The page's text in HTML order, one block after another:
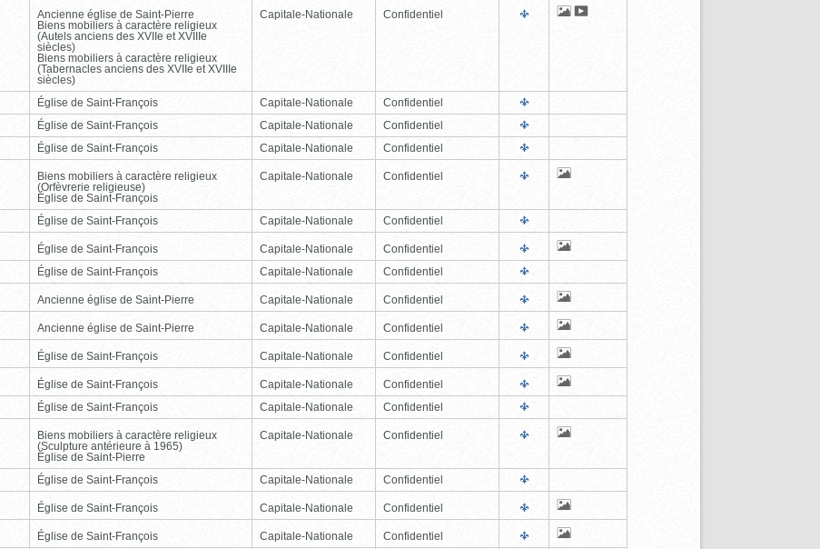
Ancienne église de Saint-Pierre
Biens mobiliers à caractère religieux
(Autels anciens des XVIIe et XVIIIe
siècles)
Biens mobiliers à caractère religieux
(Tabernacles anciens des XVIIe et XVIIIe
siècles)
Capitale-Nationale Confidentiel
Église de Saint-François Capitale-Nationale
Confidentiel
Église de Saint-François Capitale-Nationale
Confidentiel
Église de Saint-François Capitale-Nationale Confidentiel
Biens mobiliers à caractère religieux
(Orfèvrerie religieuse)
Église de Saint-François
Capitale-Nationale Confidentiel
Église de Saint-François Capitale-Nationale Confidentiel
Église de Saint-François Capitale-Nationale
Confidentiel
Église de Saint-François Capitale-Nationale Confidentiel
Ancienne église de Saint-Pierre Capitale-Nationale Confidentiel
Ancienne église de Saint-Pierre Capitale-Nationale Confidentiel
Église de Saint-François Capitale-Nationale Confidentiel
Église de Saint-François Capitale-Nationale
Confidentiel
Église de Saint-François Capitale-Nationale Confidentiel
Biens mobiliers à caractère religieux
(Sculpture antérieure à 1965)
Église de Saint-Pierre
Capitale-Nationale Confidentiel
Église de Saint-François Capitale-Nationale Confidentiel
Église de Saint-François Capitale-Nationale Confidentiel
Église de Saint-François Capitale-Nationale Confidentiel